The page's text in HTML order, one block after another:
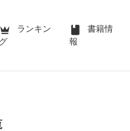
ランキン
グ
書籍情
報